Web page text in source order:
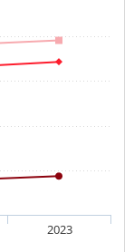
2023